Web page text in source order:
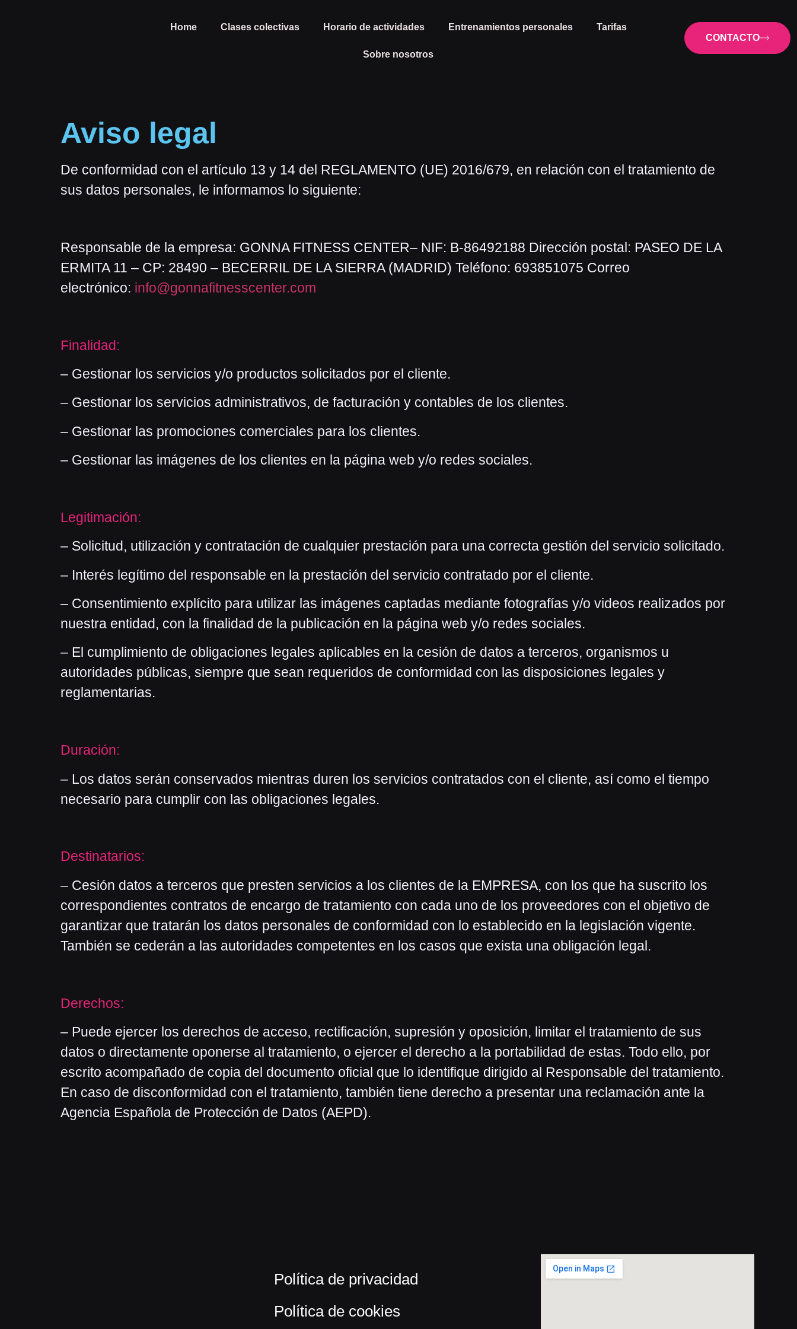
Home Clases colectivas Horario de actividades Entrenamientos personales Tarifas
Sobre nosotros
CONTACTO
Aviso legal
De conformidad con el artículo 13 y 14 del REGLAMENTO (UE) 2016/679, en relación con el tratamiento de
sus datos personales, le informamos lo siguiente:
Responsable de la empresa: GONNA FITNESS CENTER– NIF: B-86492188 Dirección postal: PASEO DE LA
ERMITA 11 – CP: 28490 – BECERRIL DE LA SIERRA (MADRID) Teléfono: 693851075 Correo
electrónico: info@gonnafitnesscenter.com
Finalidad:
– Gestionar los servicios y/o productos solicitados por el cliente.
– Gestionar los servicios administrativos, de facturación y contables de los clientes.
– Gestionar las promociones comerciales para los clientes.
– Gestionar las imágenes de los clientes en la página web y/o redes sociales.
Legitimación:
– Solicitud, utilización y contratación de cualquier prestación para una correcta gestión del servicio solicitado.
– Interés legítimo del responsable en la prestación del servicio contratado por el cliente.
– Consentimiento explícito para utilizar las imágenes captadas mediante fotografías y/o videos realizados por
nuestra entidad, con la finalidad de la publicación en la página web y/o redes sociales.
– El cumplimiento de obligaciones legales aplicables en la cesión de datos a terceros, organismos u
autoridades públicas, siempre que sean requeridos de conformidad con las disposiciones legales y
reglamentarias.
Duración:
– Los datos serán conservados mientras duren los servicios contratados con el cliente, así como el tiempo
necesario para cumplir con las obligaciones legales.
Destinatarios:
– Cesión datos a terceros que presten servicios a los clientes de la EMPRESA, con los que ha suscrito los
correspondientes contratos de encargo de tratamiento con cada uno de los proveedores con el objetivo de
garantizar que tratarán los datos personales de conformidad con lo establecido en la legislación vigente.
También se cederán a las autoridades competentes en los casos que exista una obligación legal.
Derechos:
– Puede ejercer los derechos de acceso, rectificación, supresión y oposición, limitar el tratamiento de sus
datos o directamente oponerse al tratamiento, o ejercer el derecho a la portabilidad de estas. Todo ello, por
escrito acompañado de copia del documento oficial que lo identifique dirigido al Responsable del tratamiento.
En caso de disconformidad con el tratamiento, también tiene derecho a presentar una reclamación ante la
Agencia Española de Protección de Datos (AEPD).
Política de privacidad
Política de cookies